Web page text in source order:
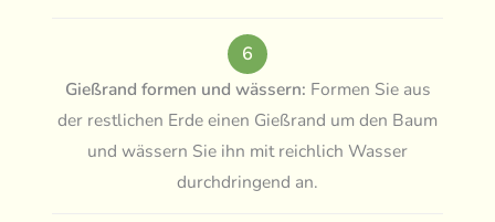
6
Gießrand formen und wässern: Formen Sie aus
der restlichen Erde einen Gießrand um den Baum
und wässern Sie ihn mit reichlich Wasser
durchdringend an.